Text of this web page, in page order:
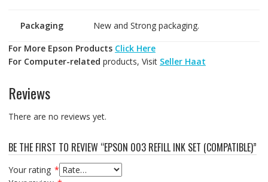
Packaging
New and Strong packaging.
For More Epson Products Click Here
For Computer-related products, Visit Seller Haat
Reviews
There are no reviews yet.
BE THE FIRST TO REVIEW “EPSON 003 REFILL INK SET (COMPATIBLE)”
Your rating *